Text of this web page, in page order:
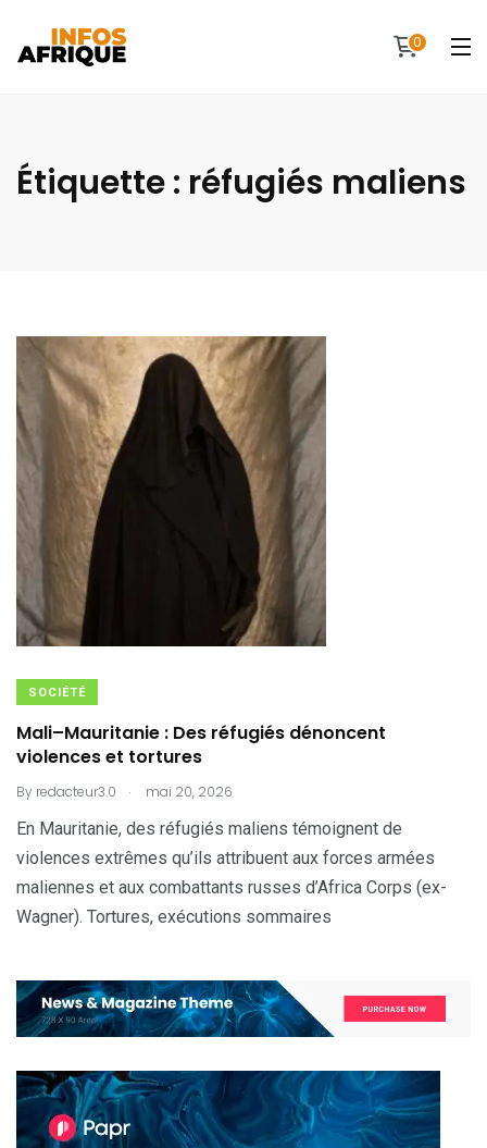
0
Étiquette : réfugiés maliens
SOCIÉTÉ
Mali–Mauritanie : Des réfugiés dénoncent
violences et tortures
By redacteur3.0 . mai 20, 2026
En Mauritanie, des réfugiés maliens témoignent de
violences extrêmes qu’ils attribuent aux forces armées
maliennes et aux combattants russes d’Africa Corps (ex-
Wagner). Tortures, exécutions sommaires